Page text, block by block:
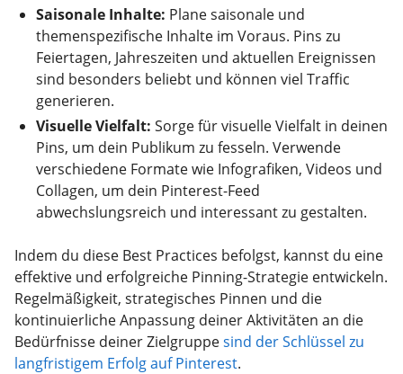
Saisonale Inhalte: Plane saisonale und
themenspezifische Inhalte im Voraus. Pins zu
Feiertagen, Jahreszeiten und aktuellen Ereignissen
sind besonders beliebt und können viel Traffic
generieren.
Visuelle Vielfalt: Sorge für visuelle Vielfalt in deinen
Pins, um dein Publikum zu fesseln. Verwende
verschiedene Formate wie Infografiken, Videos und
Collagen, um dein Pinterest-Feed
abwechslungsreich und interessant zu gestalten.
Indem du diese Best Practices befolgst, kannst du eine
effektive und erfolgreiche Pinning-Strategie entwickeln.
Regelmäßigkeit, strategisches Pinnen und die
kontinuierliche Anpassung deiner Aktivitäten an die
Bedürfnisse deiner Zielgruppesind der Schlüssel zu
langfristigem Erfolg auf Pinterest.